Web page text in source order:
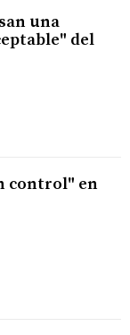
una
del
control" en